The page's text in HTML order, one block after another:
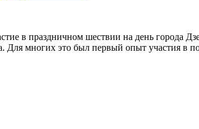
в праздничном шествии на день
многих это был первый опыт участия в